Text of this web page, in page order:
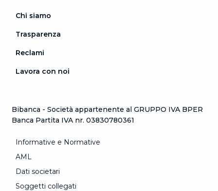
Chi siamo
Trasparenza
Reclami
Lavora con noi
Bibanca - Società appartenente al GRUPPO IVA BPER
Banca Partita IVA nr. 03830780361
Informative e Normative
AML
Dati societari
Soggetti collegati